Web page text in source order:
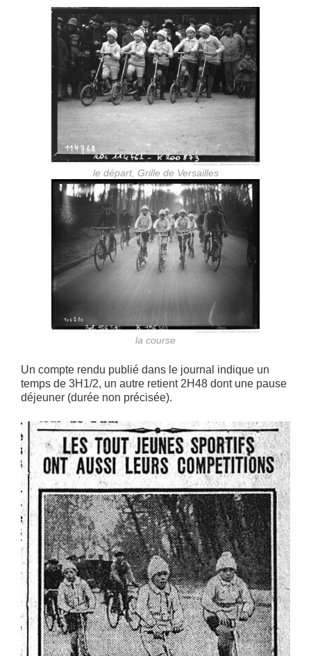
le départ, Grille de Versailles
la course
Un compte rendu publié dans le journal indique un
temps de 3H1/2, un autre retient 2H48 dont une pause
déjeuner (durée non précisée).